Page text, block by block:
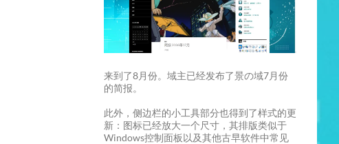
来到了8月份。域主已经发布了景の域7月份
的简报。
此外，侧边栏的小工具部分也得到了样式的更
新：图标已经放大一个尺寸，其排版类似于
Windows控制面板以及其他古早软件中常见